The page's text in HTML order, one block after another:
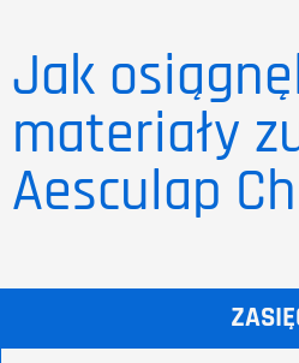
Jak
materiały
Aesculap